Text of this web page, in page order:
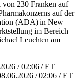
230 Franken auf
auf der
(ADA) in New
im Bereich
Leuchten am
/ 02:06 / ET
/ 02:06 / ET